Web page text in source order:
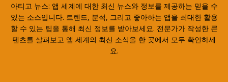
아티고 뉴스: 앱 세계에 대한 최신 뉴스와 정보를 제공하는 믿을 수
있는 소스입니다. 트렌드, 분석, 그리고 좋아하는 앱을 최대한 활용
할 수 있는 팁을 통해 최신 정보를 받아보세요. 전문가가 작성한 콘
텐츠를 살펴보고 앱 세계의 최신 소식을 한 곳에서 모두 확인하세
요.